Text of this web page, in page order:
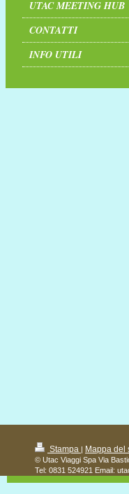
UTAC MEETING HUB
CONTATTI
INFO UTILI
Stampa | Mappa del
© Utac Viaggi Spa Via
Tel: 0831 524921 Email: